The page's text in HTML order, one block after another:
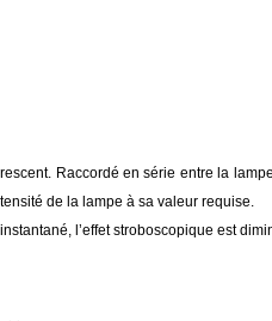
Raccordé en série entre la
de la lampe à sa valeur requise.
l’effet stroboscopique est